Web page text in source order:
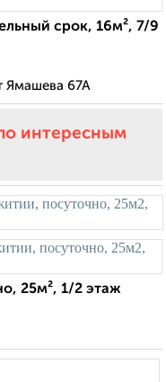
срок, 16м², 7/9
Ямашева 67А
интересным
25м², 1/2 этаж